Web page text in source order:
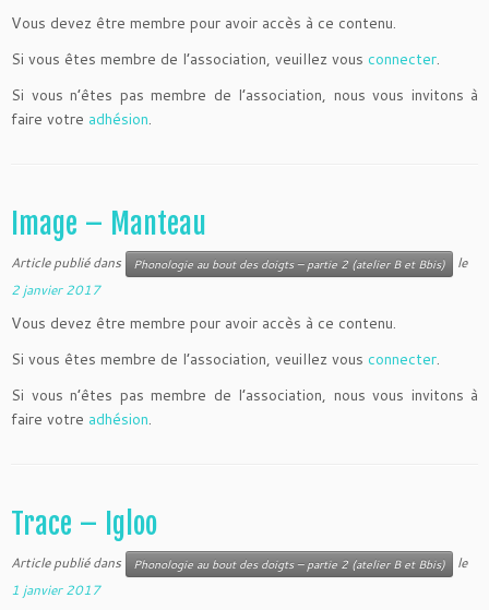
Vous devez être membre pour avoir accès à ce contenu.
Si vous êtes membre de l’association, veuillez vous connecter.
Si vous n’êtes pas membre de l’association, nous vous invitons à
faire votre adhésion.
Image – Manteau
Article publié dans Phonologie au bout des doigts – partie 2 (atelier B et Bbis)
le
2 janvier 2017
Vous devez être membre pour avoir accès à ce contenu.
Si vous êtes membre de l’association, veuillez vous connecter.
Si vous n’êtes pas membre de l’association, nous vous invitons à
faire votre adhésion.
Trace – Igloo
Article publié dans Phonologie au bout des doigts – partie 2 (atelier B et Bbis)
le
1 janvier 2017